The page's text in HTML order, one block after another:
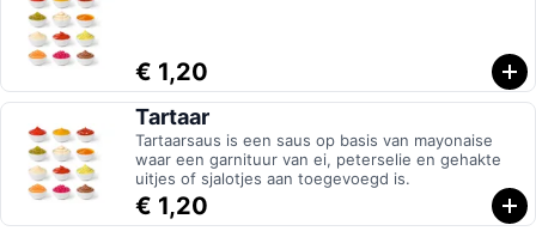
€ 1,20
Tartaar
Tartaarsaus is een saus op basis van mayonaise
waar een garnituur van ei, peterselie en gehakte
uitjes of sjalotjes aan toegevoegd is.
€ 1,20